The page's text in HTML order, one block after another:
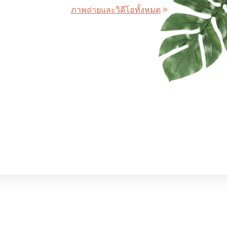
ภาพถ่ายและวิดีโอทั้งหมด